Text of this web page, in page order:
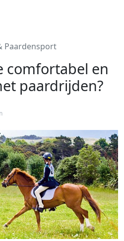
Paardensport
comfortabel en
paardrijden?